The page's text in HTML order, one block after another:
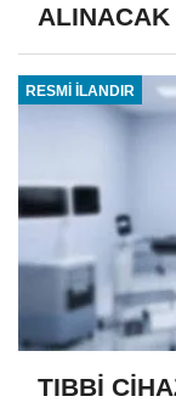
ALINACAK
RESMİ İLANDIR
TIBBİ